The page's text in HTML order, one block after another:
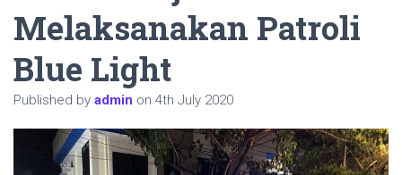
Melaksanakan Patroli
Blue Light
Published by admin on 4th July 2020